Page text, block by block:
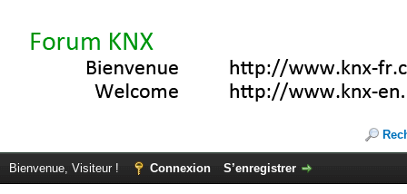
Bienvenue, Visiteur ! Connexion S’enregistrer